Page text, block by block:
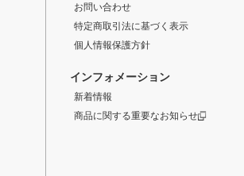
お問い合わせ
特定商取引法に基づく表示
個人情報保護方針
インフォメーション
新着情報
商品に関する重要なお知らせ